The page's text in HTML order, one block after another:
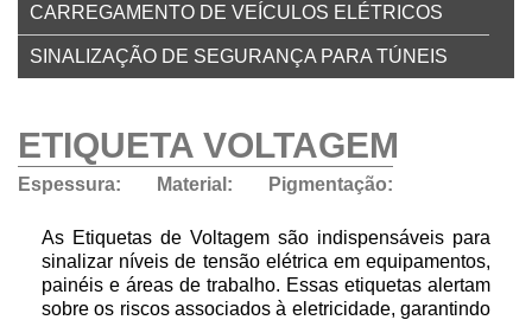
CARREGAMENTO DE VEÍCULOS ELÉTRICOS
SINALIZAÇÃO DE SEGURANÇA PARA TÚNEIS
ETIQUETA VOLTAGEM
Espessura: Material: Pigmentação:
As Etiquetas de Voltagem são indispensáveis para
sinalizar níveis de tensão elétrica em equipamentos,
painéis e áreas de trabalho. Essas etiquetas alertam
sobre os riscos associados à eletricidade, garantindo